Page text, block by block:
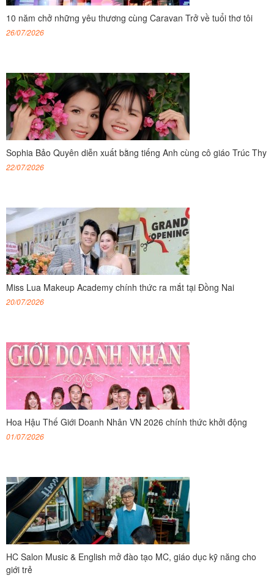
10 năm chở những yêu thương cùng Caravan Trở về tuổi thơ tôi
26/07/2026
Sophia Bảo Quyên diễn xuất bằng tiếng Anh cùng cô giáo Trúc Thy
22/07/2026
Miss Lua Makeup Academy chính thức ra mắt tại Đồng Nai
20/07/2026
Hoa Hậu Thế Giới Doanh Nhân VN 2026 chính thức khởi động
01/07/2026
HC Salon Music & English mở đào tạo MC, giáo dục kỹ năng cho
giới trẻ